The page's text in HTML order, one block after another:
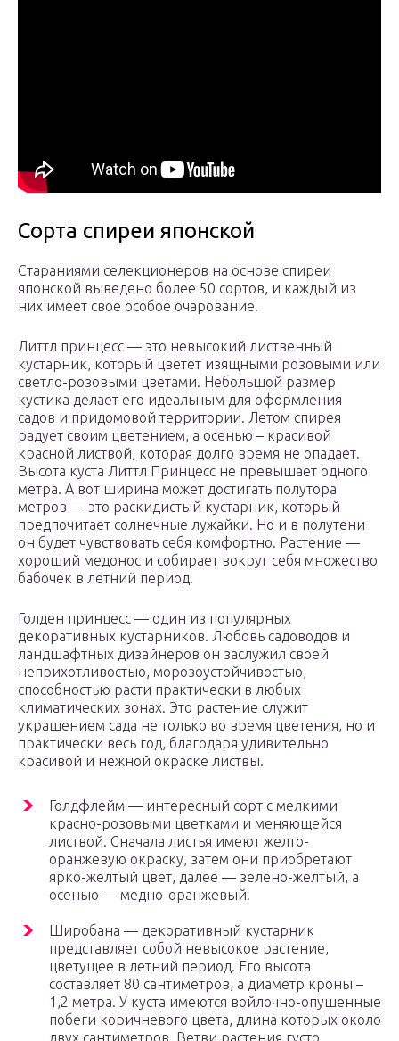
Сорта спиреи японской
Стараниями селекционеров на основе спиреи
японской выведено более 50 сортов, и каждый из
них имеет свое особое очарование.
Литтл принцесс — это невысокий лиственный
кустарник, который цветет изящными розовыми или
светло-розовыми цветами. Небольшой размер
кустика делает его идеальным для оформления
садов и придомовой территории. Летом спирея
радует своим цветением, а осенью – красивой
красной листвой, которая долго время не опадает.
Высота куста Литтл Принцесс не превышает одного
метра. А вот ширина может достигать полутора
метров — это раскидистый кустарник, который
предпочитает солнечные лужайки. Но и в полутени
он будет чувствовать себя комфортно. Растение —
хороший медонос и собирает вокруг себя множество
бабочек в летний период.
Голден принцесс — один из популярных
декоративных кустарников. Любовь садоводов и
ландшафтных дизайнеров он заслужил своей
неприхотливостью, морозоустойчивостью,
способностью расти практически в любых
климатических зонах. Это растение служит
украшением сада не только во время цветения, но и
практически весь год, благодаря удивительно
красивой и нежной окраске листвы.
Голдфлейм — интересный сорт с мелкими
красно-розовыми цветками и меняющейся
листвой. Сначала листья имеют желто-
оранжевую окраску, затем они приобретают
ярко-желтый цвет, далее — зелено-желтый, а
осенью — медно-оранжевый.
Широбана — декоративный кустарник
представляет собой невысокое растение,
цветущее в летний период. Его высота
составляет 80 сантиметров, а диаметр кроны –
1,2 метра. У куста имеются войлочно-опушенные
побеги коричневого цвета, длина которых около
двух сантиметров. Ветви растения густо